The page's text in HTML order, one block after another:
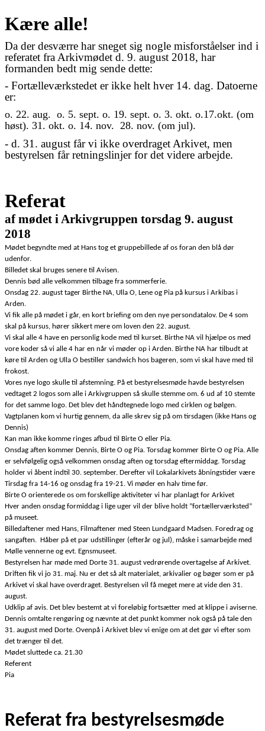
Kære alle!
Da der desværre har sneget sig nogle misforståelser ind i
referatet fra Arkivmødet d. 9. august 2018, har
formanden bedt mig sende dette:
- Fortælleværkstedet er ikke helt hver 14. dag. Datoerne
er:
o. 22. aug. o. 5. sept. o. 19. sept. o. 3. okt. o.17.okt. (om
høst). 31. okt. o. 14. nov. 28. nov. (om jul).
- d. 31. august får vi ikke overdraget Arkivet, men
bestyrelsen får retningslinjer for det videre arbejde.
Referat
af mødet i Arkivgruppen torsdag 9. august
2018
Mødet begyndte med at Hans tog et gruppebillede af os foran den blå dør
udenfor.
Billedet skal bruges senere til Avisen.
Dennis bød alle velkommen tilbage fra sommerferie.
Onsdag 22. august tager Birthe NA, Ulla O, Lene og Pia på kursus i Arkibas i
Arden.
Vi fik alle på mødet i går, en kort briefing om den nye persondatalov. De 4 som
skal på kursus, hører sikkert mere om loven den 22. august.
Vi skal alle 4 have en personlig kode med til kurset. Birthe NA vil hjælpe os med
vore koder så vi alle 4 har en når vi møder op i Arden. Birthe NA har tilbudt at
køre til Arden og Ulla O bestiller sandwich hos bageren, som vi skal have med til
frokost.
Vores nye logo skulle til afstemning. På et bestyrelsesmøde havde bestyrelsen
vedtaget 2 logos som alle i Arkivgruppen så skulle stemme om. 6 ud af 10 stemte
for det samme logo. Det blev det håndtegnede logo med cirklen og bølgen.
Vagtplanen kom vi hurtig gennem, da alle skrev sig på om tirsdagen (ikke Hans og
Dennis)
Kan man ikke komme ringes afbud til Birte O eller Pia.
Onsdag aften kommer Dennis, Birte O og Pia. Torsdag kommer Birte O og Pia. Alle
er selvfølgelig også velkommen onsdag aften og torsdag eftermiddag. Torsdag
holder vi åbent indtil 30. september. Derefter vil Lokalarkivets åbningstider være
Tirsdag fra 14-16 og onsdag fra 19-21. Vi møder en halv time før.
Birte O orienterede os om forskellige aktiviteter vi har planlagt for Arkivet
Hver anden onsdag formiddag i lige uger vil der blive holdt ”fortællerværksted”
på museet.
Billedaftener med Hans, Filmaftener med Steen Lundgaard Madsen. Foredrag og
sangaften. Håber på et par udstillinger (efterår og jul), måske i samarbejde med
Mølle vennerne og evt. Egnsmuseet.
Bestyrelsen har møde med Dorte 31. august vedrørende overtagelse af Arkivet.
Driften fik vi jo 31. maj. Nu er det så alt materialet, arkivalier og bøger som er på
Arkivet vi skal have overdraget. Bestyrelsen vil få meget mere at vide den 31.
august.
Udklip af avis. Det blev bestemt at vi foreløbig fortsætter med at klippe i aviserne.
Dennis omtalte rengøring og nævnte at det punkt kommer nok også på tale den
31. august med Dorte. Ovenpå i Arkivet blev vi enige om at det gør vi efter som
det trænger til det.
Mødet sluttede ca. 21.30
Referent
Pia
Referat fra bestyrelsesmøde